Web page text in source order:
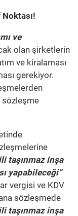
ve
olan şirketlerin
ve kiralaması
gerekiyor.
sözleşme
taşınmaz inşa
yapabileceği”
vergisi ve KDV
sözleşmede
taşınmaz inşa